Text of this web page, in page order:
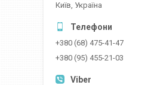
Київ, Україна
+380 (68) 475-41-47
+380 (95) 455-21-03